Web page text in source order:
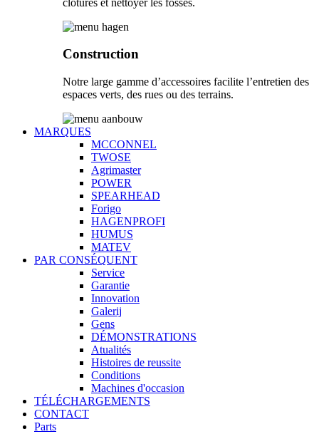
Construction
Notre large gamme d’accessoires facilite l’entretien des
espaces verts, des rues ou des terrains.
MARQUES
MCCONNEL
TWOSE
Agrimaster
POWER
SPEARHEAD
Forigo
HAGENPROFI
HUMUS
MATEV
PAR CONSÉQUENT
Service
Garantie
Innovation
Galerij
Gens
DÉMONSTRATIONS
Atualités
Histoires de reussite
Conditions
Machines d'occasion
TÉLÉCHARGEMENTS
CONTACT
Parts